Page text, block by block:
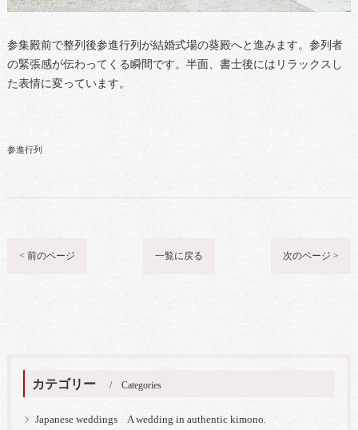
参集殿前で整列後参進行列が結婚式場の葵殿へと進みます。参列者
の緊張感が伝わってくる瞬間です。半面、書士後にはリラックスし
た表情に変っています。
参進行列
< 前のページ 一覧に戻る 次のページ >
カテゴリー Categories
Japanese weddings A wedding in authentic kimono.